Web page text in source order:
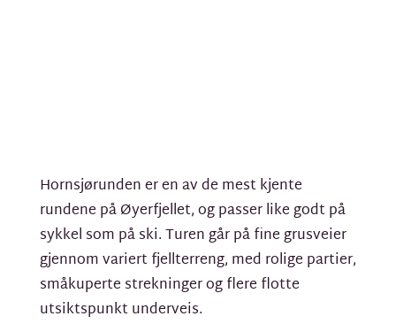
Hornsjørunden er en av de mest kjente
rundene på Øyerfjellet, og passer like godt på
sykkel som på ski. Turen går på fine grusveier
gjennom variert fjellterreng, med rolige partier,
småkuperte strekninger og flere flotte
utsiktspunkt underveis.